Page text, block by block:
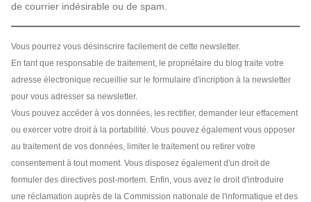
de courrier indésirable ou de spam.
Vous pourrez vous désinscrire facilement de cette newsletter.
En tant que responsable de traitement, le propriétaire du blog traite votre
adresse électronique recueillie sur le formulaire d'incription à la newsletter
pour vous adresser sa newsletter.
Vous pouvez accéder à vos données, les rectifier, demander leur effacement
ou exercer votre droit à la portabilité. Vous pouvez également vous opposer
au traitement de vos données, limiter le traitement ou retirer votre
consentement à tout moment. Vous disposez également d'un droit de
formuler des directives post-mortem. Enfin, vous avez le droit d'introduire
une réclamation auprès de la Commission nationale de l'informatique et des